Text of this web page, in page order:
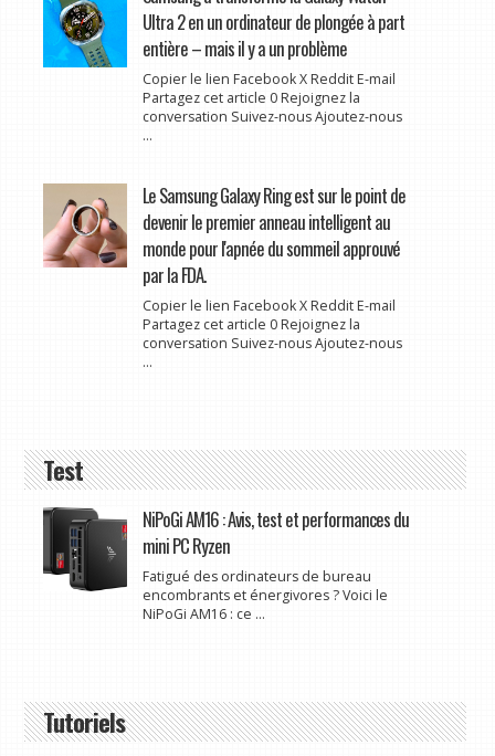
Ultra 2 en un ordinateur de plongée à part
entière – mais il y a un problème
Copier le lien Facebook X Reddit E-mail
Partagez cet article 0 Rejoignez la
conversation Suivez-nous Ajoutez-nous
...
Le Samsung Galaxy Ring est sur le point de
devenir le premier anneau intelligent au
monde pour l'apnée du sommeil approuvé
par la FDA.
Copier le lien Facebook X Reddit E-mail
Partagez cet article 0 Rejoignez la
conversation Suivez-nous Ajoutez-nous
...
Test
NiPoGi AM16 : Avis, test et performances du
mini PC Ryzen
Fatigué des ordinateurs de bureau
encombrants et énergivores ? Voici le
NiPoGi AM16 : ce ...
Tutoriels